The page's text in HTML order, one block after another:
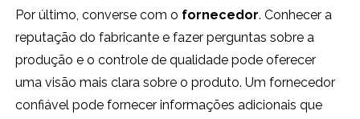
Por último, converse com o fornecedor. Conhecer a
reputação do fabricante e fazer perguntas sobre a
produção e o controle de qualidade pode oferecer
uma visão mais clara sobre o produto. Um fornecedor
confiável pode fornecer informações adicionais que